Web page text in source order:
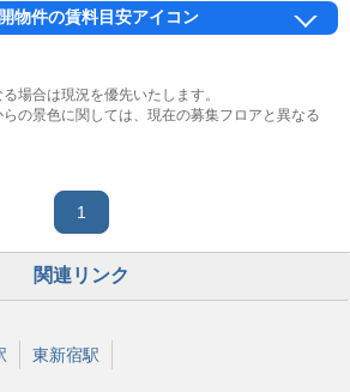
物件の賃料目安アイコン
場合は現況を優先いたします。
の景色に関しては、現在の募集フロアと異なる
1
関連リンク
東新宿駅